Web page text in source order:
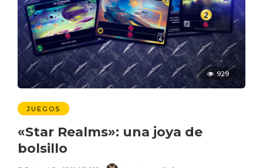
929
JUEGOS
«Star Realms»: una joya de
bolsillo